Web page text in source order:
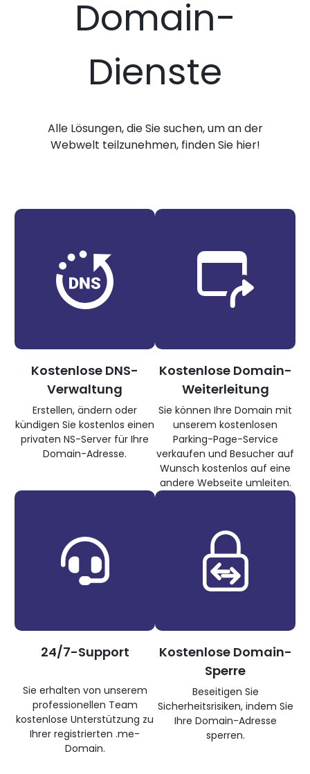
Domain-
Dienste
Alle Lösungen, die Sie suchen, um an der
Webwelt teilzunehmen, finden Sie hier!
Kostenlose DNS-
Verwaltung
Erstellen, ändern oder
kündigen Sie kostenlos einen
privaten NS-Server für Ihre
Domain-Adresse.
Kostenlose Domain-
Weiterleitung
Sie können Ihre Domain mit
unserem kostenlosen
Parking-Page-Service
verkaufen und Besucher auf
Wunsch kostenlos auf eine
andere Webseite umleiten.
24/7-Support
Sie erhalten von unserem
professionellen Team
kostenlose Unterstützung zu
Ihrer registrierten .me-
Domain.
Kostenlose Domain-
Sperre
Beseitigen Sie
Sicherheitsrisiken, indem Sie
Ihre Domain-Adresse
sperren.